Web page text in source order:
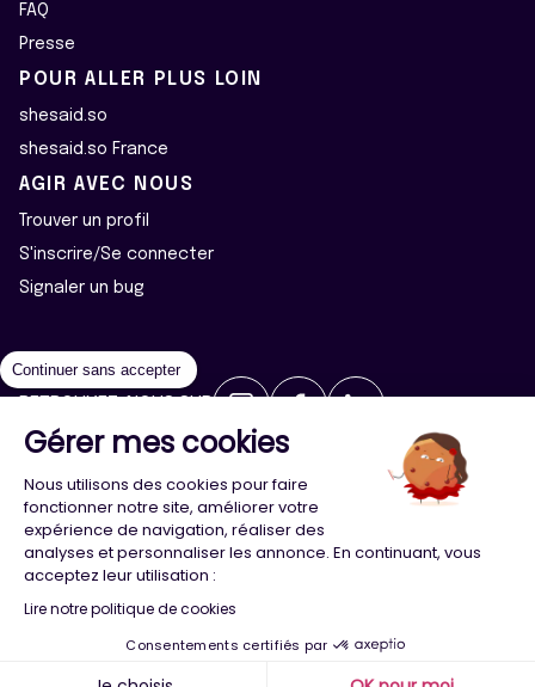
FAQ
Presse
POUR ALLER PLUS LOIN
shesaid.so
shesaid.so France
AGIR AVEC NOUS
Trouver un profil
S'inscrire/Se connecter
Signaler un bug
2026 ©Majeur·e·s - Tous droits réservés
Politique de confidentialité
Cookies
Conception Agence Adeliom
Continuer sans accepter
Gérer mes cookies
Nous utilisons des cookies pour faire
fonctionner notre site, améliorer votre
expérience de navigation, réaliser des
analyses et personnaliser les annonce. En continuant, vous
acceptez leur utilisation :
Lire notre politique de cookies
Consentements certifiés par